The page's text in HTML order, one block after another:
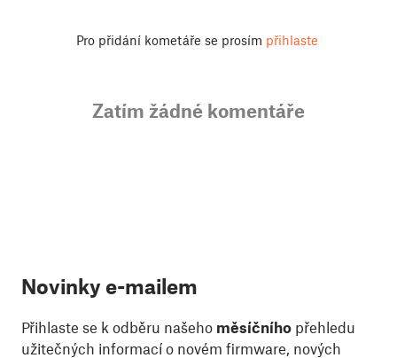
Pro přidání kometáře se prosím přihlaste
Zatím žádné komentáře
Novinky e-mailem
Přihlaste se k odběru našeho měsíčního přehledu
užitečných informací o novém firmware, nových